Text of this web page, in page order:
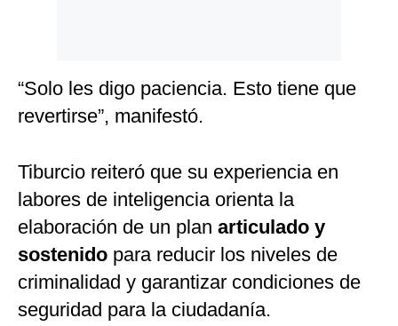
“Solo les digo paciencia. Esto tiene que
revertirse”, manifestó.
Tiburcio reiteró que su experiencia en
labores de inteligencia orienta la
elaboración de un plan articulado y
sostenido para reducir los niveles de
criminalidad y garantizar condiciones de
seguridad para la ciudadanía.